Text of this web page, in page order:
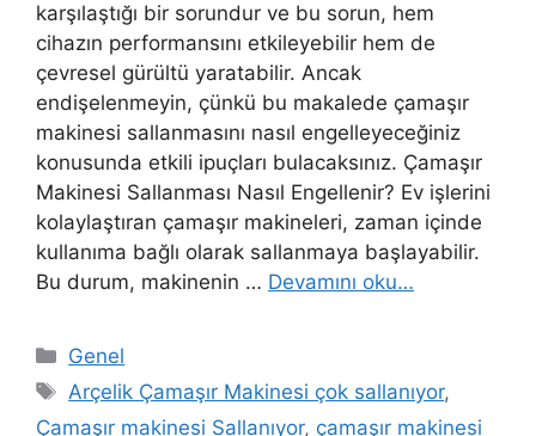
karşılaştığı bir sorundur ve bu sorun, hem
cihazın performansını etkileyebilir hem de
çevresel gürültü yaratabilir. Ancak
endişelenmeyin, çünkü bu makalede çamaşır
makinesi sallanmasını nasıl engelleyeceğiniz
konusunda etkili ipuçları bulacaksınız. Çamaşır
Makinesi Sallanması Nasıl Engellenir? Ev işlerini
kolaylaştıran çamaşır makineleri, zaman içinde
kullanıma bağlı olarak sallanmaya başlayabilir.
Bu durum, makinenin … Devamını oku…
Kategoriler
Genel
Etiketler
Arçelik Çamaşır Makinesi çok sallanıyor,
Çamaşır makinesi Sallanıyor, çamaşır makinesi